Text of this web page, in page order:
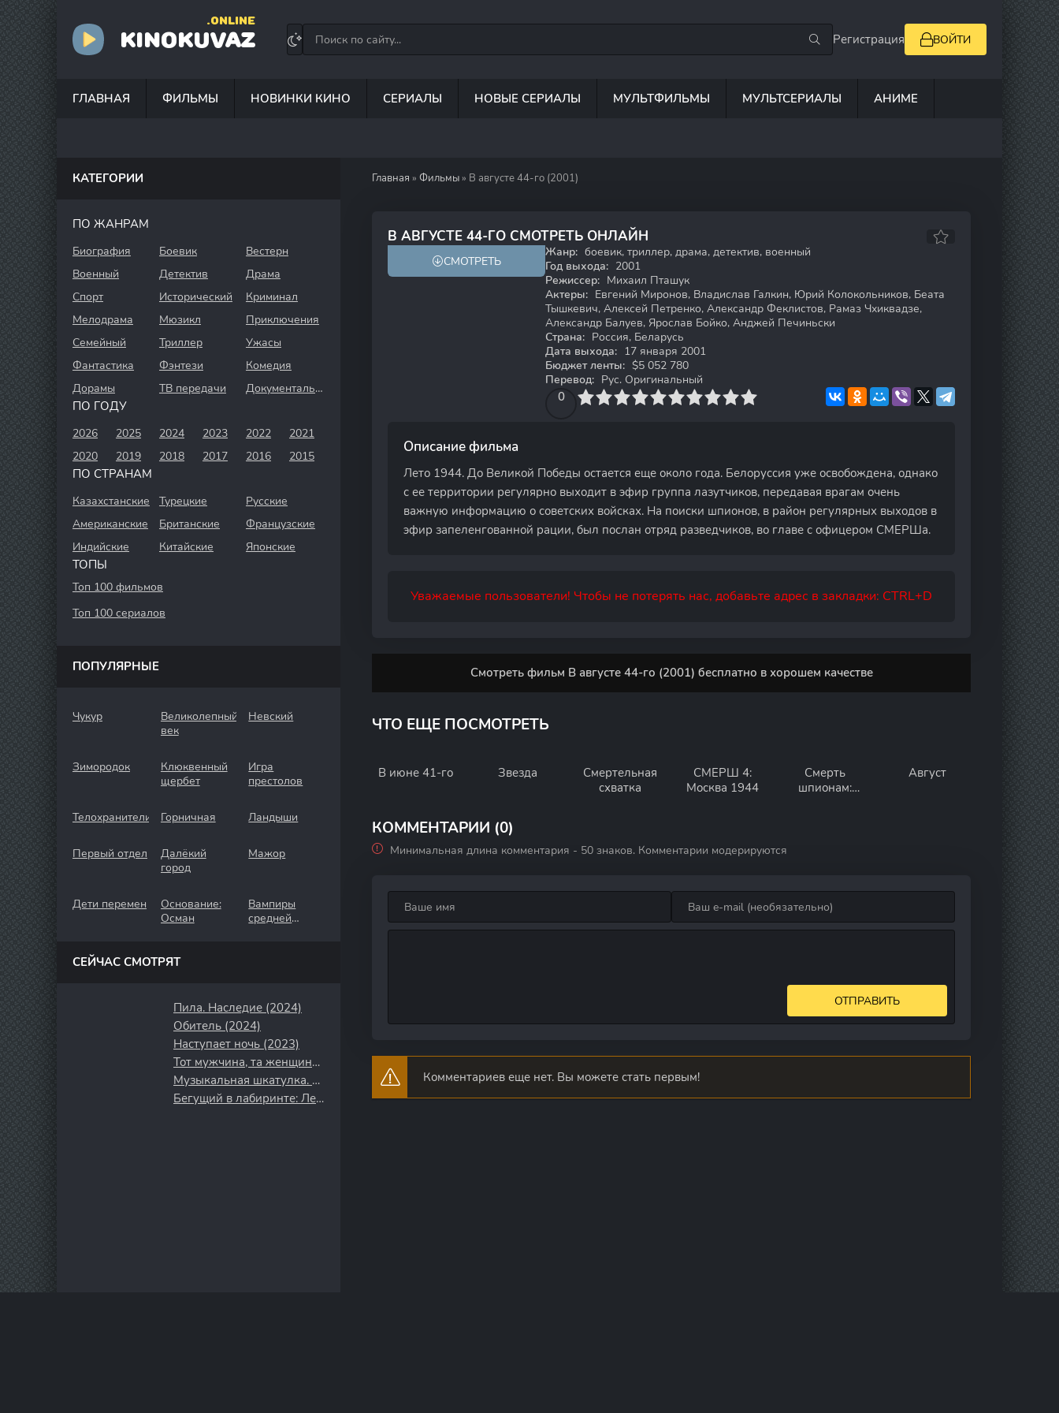
KINOKUVAZ
.ONLINE
Регистрация ВОЙТИ
ГЛАВНАЯ ФИЛЬМЫ НОВИНКИ КИНО СЕРИАЛЫ НОВЫЕ СЕРИАЛЫ МУЛЬТФИЛЬМЫ МУЛЬТСЕРИАЛЫ АНИМЕ
Главная » Фильмы » В августе 44-го (2001)
В АВГУСТЕ 44-ГО СМОТРЕТЬ ОНЛАЙН
8.3 7.3
СМОТРЕТЬ
Жанр: боевик, триллер, драма, детектив, военный
Год выхода: 2001
Режиссер: Михаил Пташук
Актеры: Евгений Миронов, Владислав Галкин, Юрий Колокольников, Беата
Тышкевич, Алексей Петренко, Александр Феклистов, Рамаз Чхиквадзе,
Александр Балуев, Ярослав Бойко, Анджей Печиньски
Страна: Россия, Беларусь
Дата выхода: 17 января 2001
Бюджет ленты: $5 052 780
Перевод: Рус. Оригинальный
0
4 6 7 8 9 10
Описание фильма
Лето 1944. До Великой Победы остается еще около года. Белоруссия уже освобождена, однако
с ее территории регулярно выходит в эфир группа лазутчиков, передавая врагам очень
важную информацию о советских войсках. На поиски шпионов, в район регулярных выходов в
эфир запеленгованной рации, был послан отряд разведчиков, во главе с офицером СМЕРШа.
Уважаемые пользователи! Чтобы не потерять нас, добавьте адрес в закладки: CTRL+D
Смотреть фильм В августе 44-го (2001) бесплатно в хорошем качестве
ЧТО ЕЩЕ ПОСМОТРЕТЬ
В июне 41-го Звезда
Смертельная
схватка
СМЕРШ 4:
Москва 1944
Смерть
шпионам:
Август
КОММЕНТАРИИ (0)
Минимальная длина комментария - 50 знаков. Комментарии модерируются
ОТПРАВИТЬ
Комментариев еще нет. Вы можете стать первым!
КАТЕГОРИИ
ПО ЖАНРАМ
Биография Боевик
Вестерн
Военный
Детектив
Драма
Спорт
Исторический
Криминал
Мелодрама
Мюзикл
Приключения
Семейный
Триллер
Ужасы
Фантастика
Фэнтези
Комедия
Дорамы
ТВ передачи Документальный
ПО ГОДУ
2026 2025 2024 2023 2022
2021
2020
2019 2018 2017 2016 2015
ПО СТРАНАМ
Казахстанские Турецкие
Русские
Американские
Британские
Французские
Индийские
Китайские Японские
ТОПЫ
Топ 100 фильмов
Топ 100 сериалов
ПОПУЛЯРНЫЕ
Чукур
Великолепный
век
Невский
Зимородок
Клюквенный
щербет
Игра
престолов
Телохранители Горничная Ландыши
Первый отдел
Далёкий
город
Мажор
Дети перемен
Основание:
Осман
Вампиры
средней
СЕЙЧАС СМОТРЯТ
Пила. Наследие (2024)
Обитель (2024)
Наступает ночь (2023)
Тот мужчина, та женщина (2022)
Музыкальная шкатулка. Вудсток 99: Мир, любовь и ярость (2021)
Бегущий в лабиринте: Лекарство от смерти (2018)